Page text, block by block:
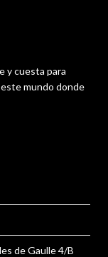
y cuesta para
este mundo donde
de Gaulle 4/B